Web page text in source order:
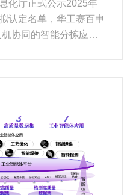
化厅正式公示2025年
认定名单，华工赛百申
协同的智能分拣应用
的实...